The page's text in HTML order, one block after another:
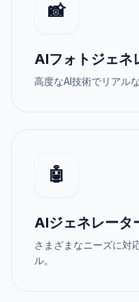
📸
AIフォトジェネ
高度なAI技術でリアル
🤖
AIジェネレータ
さまざまなニーズに対
ル。